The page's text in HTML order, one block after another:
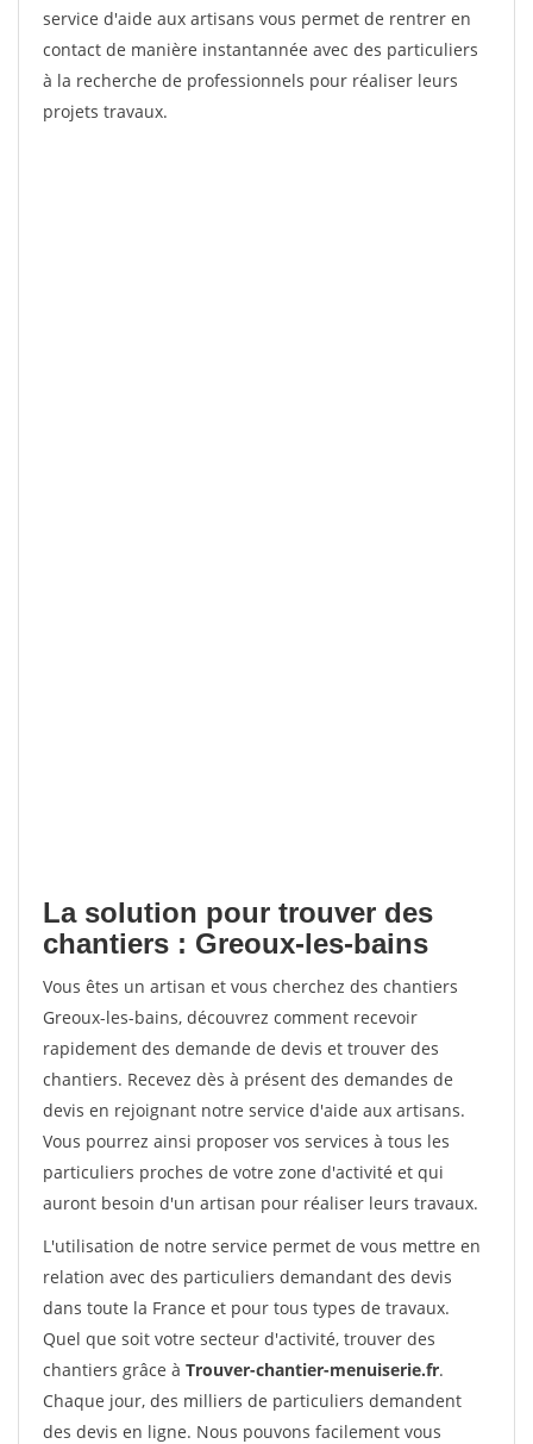
service d'aide aux artisans vous permet de rentrer en
contact de manière instantannée avec des particuliers
à la recherche de professionnels pour réaliser leurs
projets travaux.
La solution pour trouver des
chantiers : Greoux-les-bains
Vous êtes un artisan et vous cherchez des chantiers
Greoux-les-bains, découvrez comment recevoir
rapidement des demande de devis et trouver des
chantiers. Recevez dès à présent des demandes de
devis en rejoignant notre service d'aide aux artisans.
Vous pourrez ainsi proposer vos services à tous les
particuliers proches de votre zone d'activité et qui
auront besoin d'un artisan pour réaliser leurs travaux.
L'utilisation de notre service permet de vous mettre en
relation avec des particuliers demandant des devis
dans toute la France et pour tous types de travaux.
Quel que soit votre secteur d'activité, trouver des
chantiers grâce à Trouver-chantier-menuiserie.fr.
Chaque jour, des milliers de particuliers demandent
des devis en ligne. Nous pouvons facilement vous